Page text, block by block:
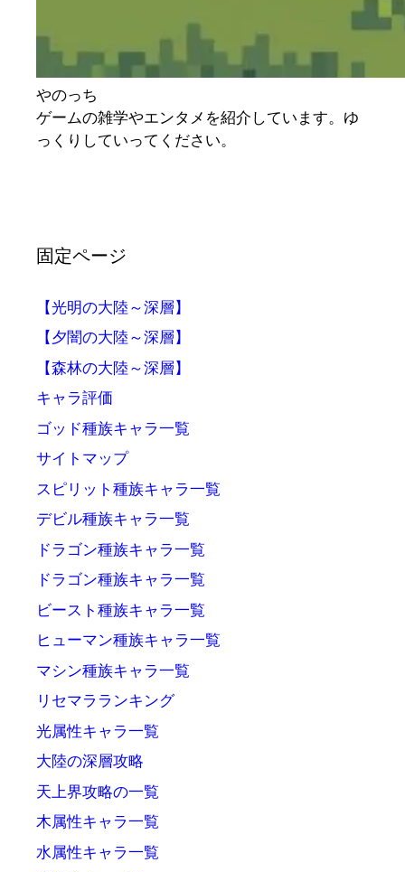
やのっち
ゲームの雑学やエンタメを紹介しています。ゆ
っくりしていってください。
固定ページ
【光明の大陸～深層】
【夕闇の大陸～深層】
【森林の大陸～深層】
キャラ評価
ゴッド種族キャラ一覧
サイトマップ
スピリット種族キャラ一覧
デビル種族キャラ一覧
ドラゴン種族キャラ一覧
ドラゴン種族キャラ一覧
ビースト種族キャラ一覧
ヒューマン種族キャラ一覧
マシン種族キャラ一覧
リセマラランキング
光属性キャラ一覧
大陸の深層攻略
天上界攻略の一覧
木属性キャラ一覧
水属性キャラ一覧